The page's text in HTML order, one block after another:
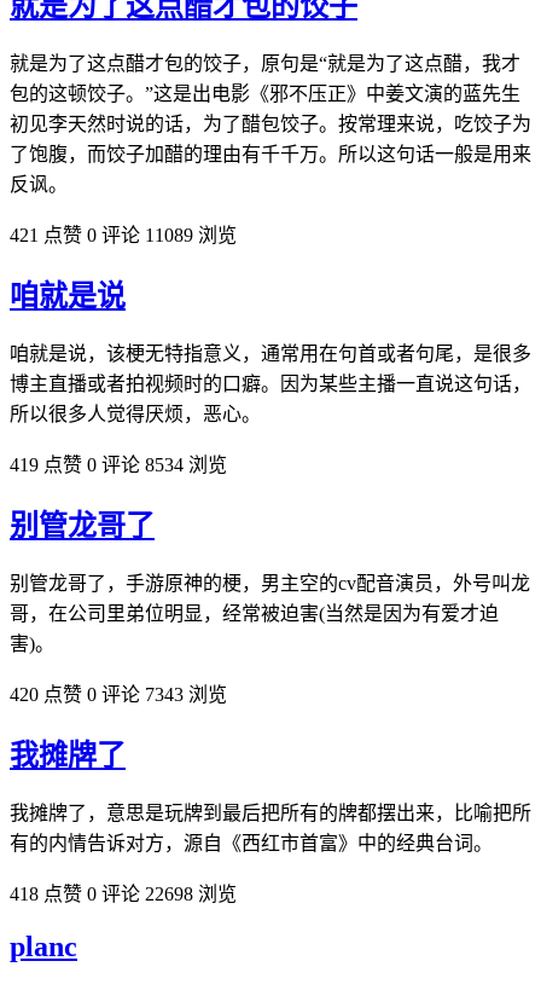
就是为了这点醋才包的饺子
就是为了这点醋才包的饺子，原句是“就是为了这点醋，我才
包的这顿饺子。”这是出电影《邪不压正》中姜文演的蓝先生
初见李天然时说的话，为了醋包饺子。按常理来说，吃饺子为
了饱腹，而饺子加醋的理由有千千万。所以这句话一般是用来
反讽。
421 点赞 0 评论 11089 浏览
咱就是说
咱就是说，该梗无特指意义，通常用在句首或者句尾，是很多
博主直播或者拍视频时的口癖。因为某些主播一直说这句话，
所以很多人觉得厌烦，恶心。
419 点赞 0 评论 8534 浏览
别管龙哥了
别管龙哥了，手游原神的梗，男主空的cv配音演员，外号叫龙
哥，在公司里弟位明显，经常被迫害(当然是因为有爱才迫
害)。
420 点赞 0 评论 7343 浏览
我摊牌了
我摊牌了，意思是玩牌到最后把所有的牌都摆出来，比喻把所
有的内情告诉对方，源自《西红市首富》中的经典台词。
418 点赞 0 评论 22698 浏览
planc